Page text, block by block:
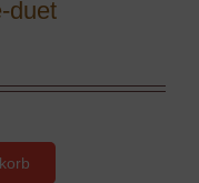
duet